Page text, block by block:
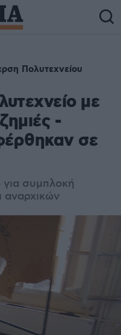
Πολυτεχνείου
με
-
σε
συμπλοκή
αναρχικών